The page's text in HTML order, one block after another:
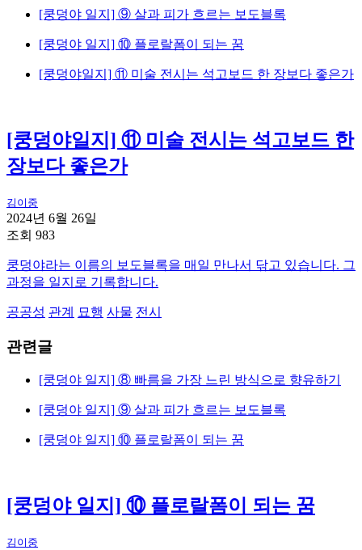
[쿵덩야 일지] ⑨ 살과 피가 흐르는 보도블록
[쿵덩야 일지] ⑩ 플로랄폼이 되는 꿈
[쿵덩야일지] ⑪ 미술 전시는 석고보드 한 장보다 좋은가
[쿵덩야일지] ⑪ 미술 전시는 석고보드 한
장보다 좋은가
김이중
2024년 6월 26일
조회 983
쿵덩야라는 이름의 보도블록을 매일 만나서 닦고 있습니다. 그
과정을 일지로 기록합니다.
공공성 관계 묘행 사물 전시
관련글
[쿵덩야 일지] ⑧ 빠름을 가장 느린 방식으로 향유하기
[쿵덩야 일지] ⑨ 살과 피가 흐르는 보도블록
[쿵덩야 일지] ⑩ 플로랄폼이 되는 꿈
[쿵덩야 일지] ⑩ 플로랄폼이 되는 꿈
김이중